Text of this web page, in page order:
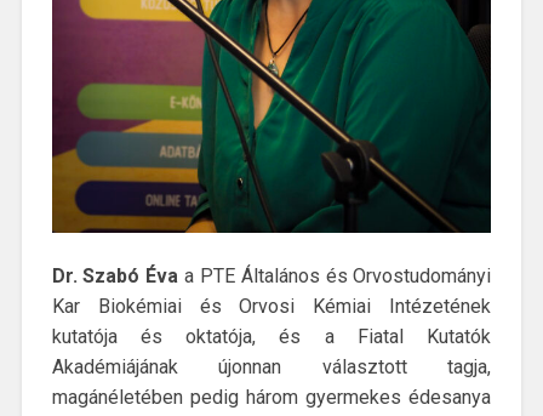
Dr. Szabó Éva a PTE Általános és Orvostudományi
Kar Biokémiai és Orvosi Kémiai Intézetének
kutatója és oktatója, és a Fiatal Kutatók
Akadémiájának újonnan választott tagja,
magánéletében pedig három gyermekes édesanya